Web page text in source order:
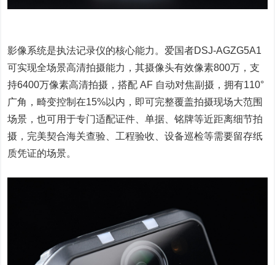
影像系统是执法记录仪的核心能力。爱国者DSJ-AGZG5A1
可实现全场景高清拍摄能力，其摄像头有效像素800万，支
持6400万像素高清拍摄，搭配 AF 自动对焦副摄，拥有110°
广角，畸变控制在15%以内，即可完整覆盖拍摄现场大范围
场景，也可用于专门适配证件、单据、铭牌等近距离细节拍
摄，完美契合海关查验、工程验收、设备巡检等需要留存纸
质凭证的场景。